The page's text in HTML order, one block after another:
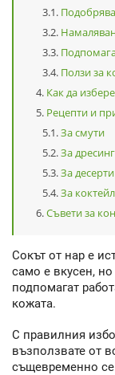
Ползи за
Как да
Рецепти и
За смути
За дресинг
За десерти
За
Съвети за
Сокът от нар е
само е вкусен,
подпомагат
кожата.
С правилния
възползвате от
същевременно